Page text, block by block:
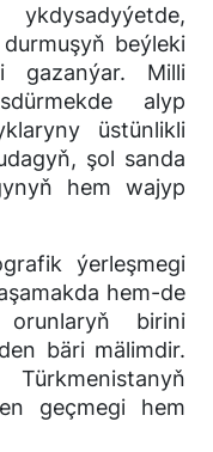
beýleki
gazanýar. Milli
alyp
üstünlikli
şol sanda
hem wajyp
ýerleşmegi
hem-de
birini
bäri mälimdir.
geçmegi hem